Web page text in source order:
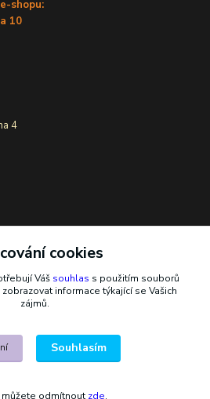
shopu:
10
4
238
cookies
Váš souhlas s použitím souborů
informace týkající se Vašich
zájmů.
Souhlasím
můžete odmítnout zde.